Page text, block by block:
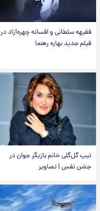
فقیهه سلطانی و افسانه چهره‌آزاد در
فیلم جدید بهاره رهنما
تیپ گل‌گلی خانم بازیگر جوان در
جشن نفس | تصاویر